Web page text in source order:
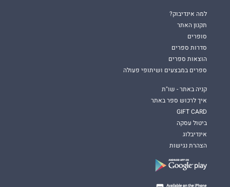
למה אינדיבוק?
תקנון האתר
סופרים
סדרות ספרים
הוצאות ספרים
ספרים במבצעים ושיתופי פעולה
קניה באתר - שו"ת
איך לרכוש ספר באתר
GIFT CARD
ביטול עסקה
אינדיבלוג
הצהרת נגישות